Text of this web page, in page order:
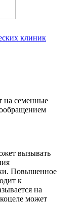
клиник
на семенные
вызывать
Повышенное
к
на
может